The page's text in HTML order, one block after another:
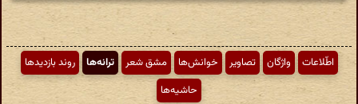
اطّلاعات واژگان تصاویر خوانش‌ها مشق شعر ترانه‌ها
روند بازدیدها
حاشیه‌ها